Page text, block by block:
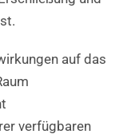
auf das
verfügbaren